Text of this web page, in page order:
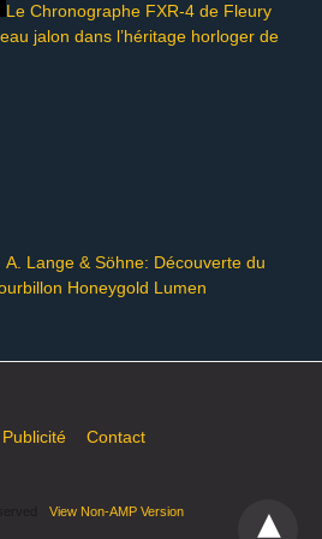
Le Chronographe FXR-4 de Fleury
jalon dans l’héritage horloger de
A. Lange & Söhne: Découverte du
Honeygold Lumen
Publicité Contact
View Non-AMP Version